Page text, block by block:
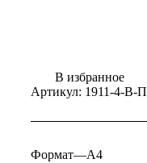
В избранное
Артикул: 1911-4-В-П
Формат—А4